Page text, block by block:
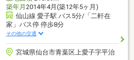
築年月 2014年4月(築12年5ヶ月)
仙山線 愛子駅 バス5分/「二軒在
家」バス停 停歩8分
その他の交通
宮城県仙台市青葉区上愛子字平治